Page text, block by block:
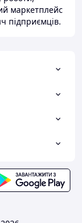
маркетплейс
підприємців.